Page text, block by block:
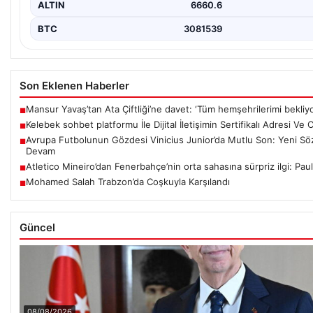
ALTIN 6660.6
BTC 3081539
Son Eklenen Haberler
■Mansur Yavaş’tan Ata Çiftliği’ne davet: ‘Tüm hemşehrilerimi
■Kelebek sohbet platformu İle Dijital İletişimin Sertifikalı Adresi Ve
■Avrupa Futbolunun Gözdesi Vinicius Junior’da Mutlu Son: Yeni
Devam
■Atletico Mineiro’dan Fenerbahçe’nin orta sahasına sürpriz ilgi:
■Mohamed Salah Trabzon’da Coşkuyla Karşılandı
Güncel